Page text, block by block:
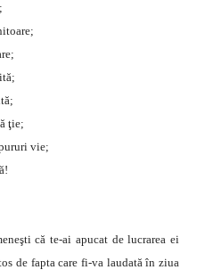
ţie;
vie;
că te-ai apucat de lucrarea ei
de fapta care fi-va laudată în ziua